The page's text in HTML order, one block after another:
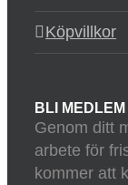
Köpvillkor
BLI MEDLEM
Genom ditt
arbete för
kommer att